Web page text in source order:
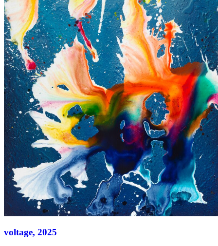
voltage, 2025